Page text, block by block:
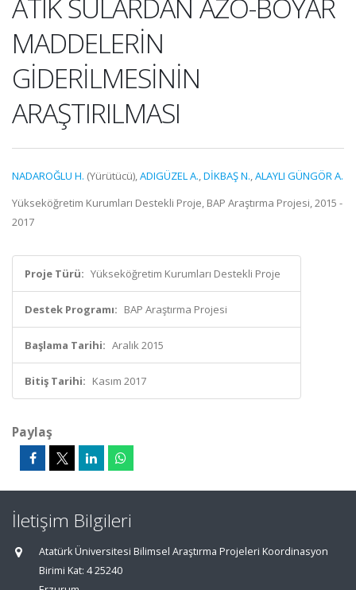
ATIK SULARDAN AZO-BOYAR
MADDELERİN
GİDERİLMESİNİN
ARAŞTIRILMASI
NADAROĞLU H. (Yürütücü),ADIGÜZEL A.,DİKBAŞ N.,ALAYLI GÜNGÖR A.
Yükseköğretim Kurumları Destekli Proje, BAP Araştırma Projesi, 2015 -
2017
Proje Türü: Yükseköğretim Kurumları Destekli Proje
Destek Programı: BAP Araştırma Projesi
Başlama Tarihi: Aralık 2015
Bitiş Tarihi: Kasım 2017
Paylaş
İletişim Bilgileri
Atatürk Üniversitesi Bilimsel Araştırma Projeleri Koordinasyon
Birimi Kat: 4 25240